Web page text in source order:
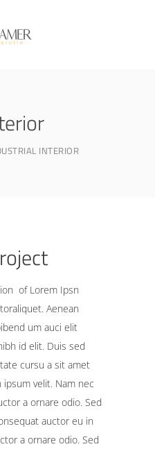
INTERIOR
of Lorem Ipsn
Aenean
um auci elit
id elit. Duis sed
cursu a sit amet
ipsum velit. Nam nec
a ornare odio. Sed
auctor eu in
a ornare odio. Sed